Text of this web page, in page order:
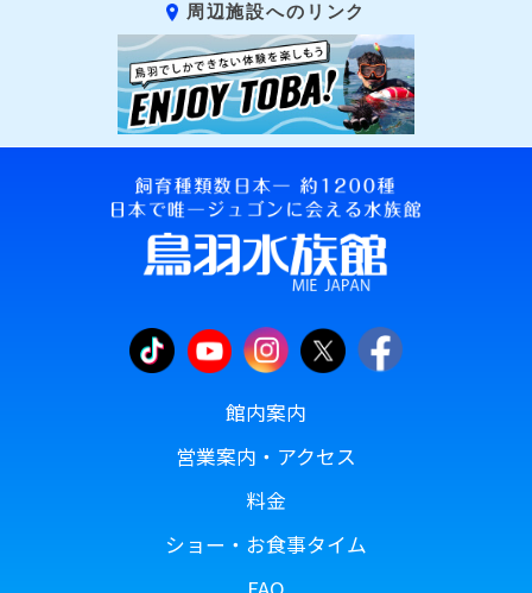
周辺施設へのリンク
館内案内
営業案内・アクセス
料金
ショー・お食事タイム